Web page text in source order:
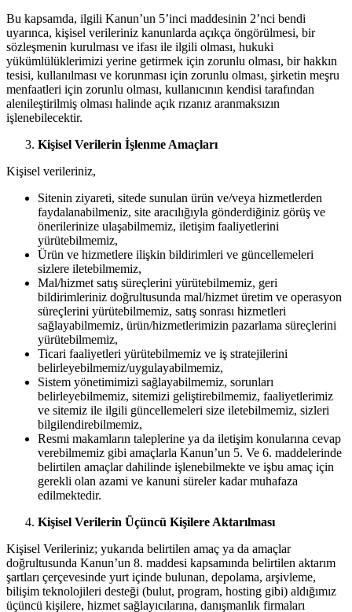
Bu kapsamda, ilgili Kanun’un 5’inci maddesinin 2’nci bendi
uyarınca, kişisel verileriniz kanunlarda açıkça öngörülmesi, bir
sözleşmenin kurulması ve ifası ile ilgili olması, hukuki
yükümlülüklerimizi yerine getirmek için zorunlu olması, bir hakkın
tesisi, kullanılması ve korunması için zorunlu olması, şirketin meşru
menfaatleri için zorunlu olması, kullanıcının kendisi tarafından
alenileştirilmiş olması halinde açık rızanız aranmaksızın
işlenebilecektir.
Kişisel Verilerin İşlenme Amaçları
Kişisel verileriniz,
Sitenin ziyareti, sitede sunulan ürün ve/veya hizmetlerden
faydalanabilmeniz, site aracılığıyla gönderdiğiniz görüş ve
önerilerinize ulaşabilmemiz, iletişim faaliyetlerini
yürütebilmemiz,
Ürün ve hizmetlere ilişkin bildirimleri ve güncellemeleri
sizlere iletebilmemiz,
Mal/hizmet satış süreçlerini yürütebilmemiz, geri
bildirimleriniz doğrultusunda mal/hizmet üretim ve operasyon
süreçlerini yürütebilmemiz, satış sonrası hizmetleri
sağlayabilmemiz, ürün/hizmetlerimizin pazarlama süreçlerini
yürütebilmemiz,
Ticari faaliyetleri yürütebilmemiz ve iş stratejilerini
belirleyebilmemiz/uygulayabilmemiz,
Sistem yönetimimizi sağlayabilmemiz, sorunları
belirleyebilmemiz, sitemizi geliştirebilmemiz, faaliyetlerimiz
ve sitemiz ile ilgili güncellemeleri size iletebilmemiz, sizleri
bilgilendirebilmemiz,
Resmi makamların taleplerine ya da iletişim konularına cevap
verebilmemiz gibi amaçlarla Kanun’un 5. Ve 6. maddelerinde
belirtilen amaçlar dahilinde işlenebilmekte ve işbu amaç için
gerekli olan azami ve kanuni süreler kadar muhafaza
edilmektedir.
Kişisel Verilerin Üçüncü Kişilere Aktarılması
Kişisel Verileriniz; yukarıda belirtilen amaç ya da amaçlar
doğrultusunda Kanun’un 8. maddesi kapsamında belirtilen aktarım
şartları çerçevesinde yurt içinde bulunan, depolama, arşivleme,
bilişim teknolojileri desteği (bulut, program, hosting gibi) aldığımız
üçüncü kişilere, hizmet sağlayıcılarına, danışmanlık firmaları